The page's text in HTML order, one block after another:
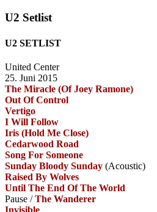
U2 Setlist
U2 SETLIST
United Center
25. Juni 2015
The Miracle (Of Joey Ramone)
Out Of Control
Vertigo
I Will Follow
Iris (Hold Me Close)
Cedarwood Road
Song For Someone
Sunday Bloody Sunday (Acoustic)
Raised By Wolves
Until The End Of The World
Pause /The Wanderer
Invisible